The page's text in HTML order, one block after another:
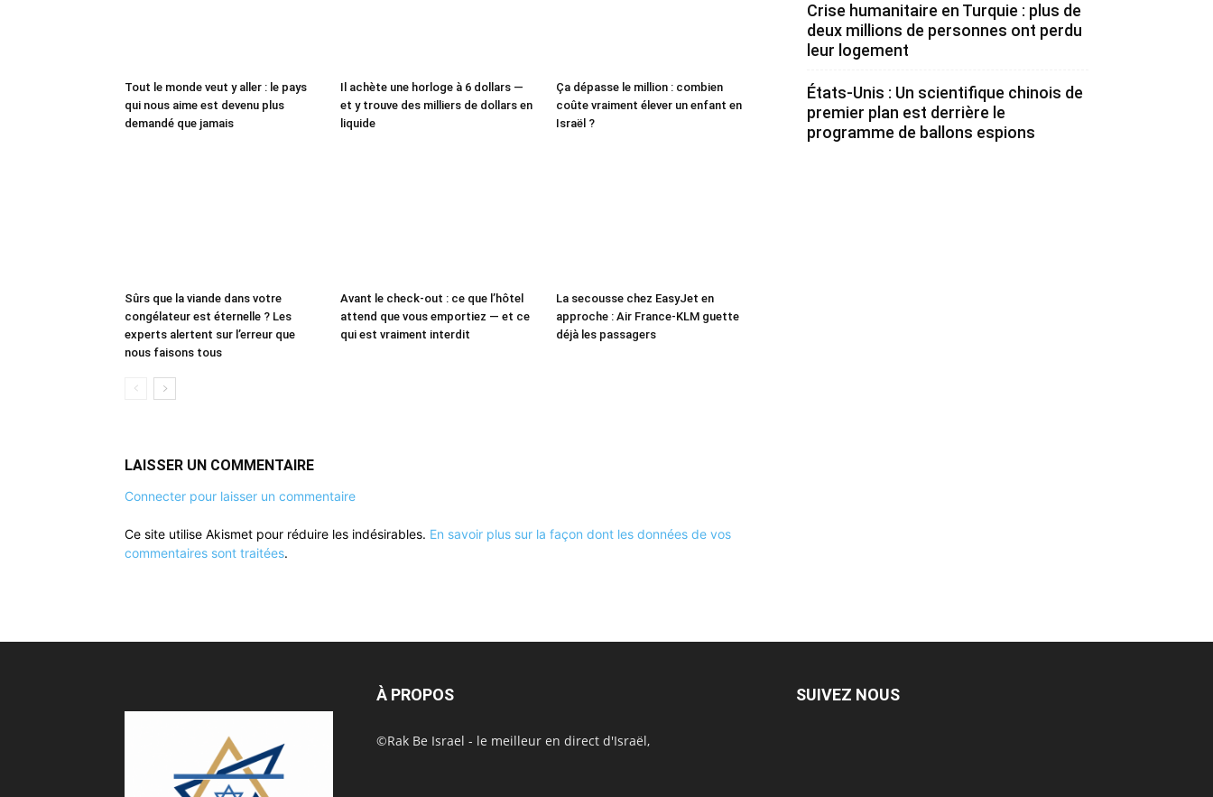
Tout le monde veut y aller : le pays
qui nous aime est devenu plus
demandé que jamais
Il achète une horloge à 6 dollars —
et y trouve des milliers de dollars en
liquide
Ça dépasse le million : combien
coûte vraiment élever un enfant en
Israël ?
Sûrs que la viande dans votre
congélateur est éternelle ? Les
experts alertent sur l’erreur que
nous faisons tous
Avant le check-out : ce que l’hôtel
attend que vous emportiez — et ce
qui est vraiment interdit
La secousse chez EasyJet en
approche : Air France-KLM guette
déjà les passagers
LAISSER UN COMMENTAIRE
Connecter pour laisser un commentaire
Ce site utilise Akismet pour réduire les indésirables. En savoir plus sur la façon dont les données de vos
commentaires sont traitées.
Crise humanitaire en Turquie : plus de
deux millions de personnes ont perdu
leur logement
États-Unis : Un scientifique chinois de
premier plan est derrière le
programme de ballons espions
À PROPOS
©Rak Be Israel - le meilleur en direct d'Israël,
SUIVEZ NOUS